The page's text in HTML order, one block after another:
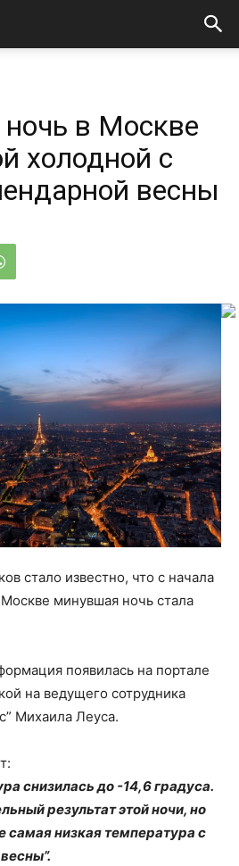
в Москве
холодной с
весны
стало известно, что с начала
минувшая ночь стала
появилась на портале
на ведущего сотрудника
Михаила Леуса.
снизилась до -14,6 градуса.
результат этой ночи, но
самая низкая температура с